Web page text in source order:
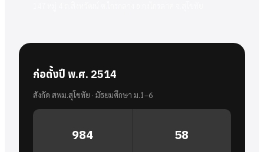
ก่อตั้งปี พ.ศ. 2514
สังกัด สพม.สุโขทัย · มัธยมศึกษา ม.1–6
984 58